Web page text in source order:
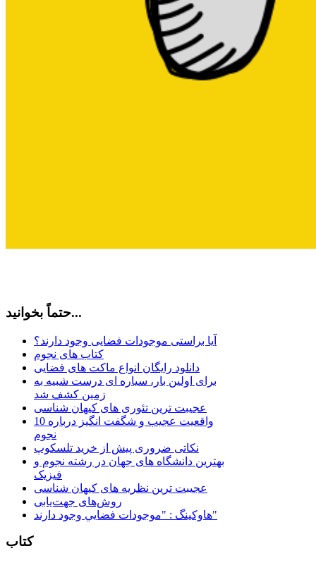
حتماً بخوانید...
آیا براستی موجودات فضایی وجود دارند؟
کتاب های نجوم
دانلود رایگان انواع ماکت های فضایی
برای اولین بار، سیاره ای درست شبیه به
زمین کشف شد
عجیبت ترین تئوری های کیهان شناسی
10 واقعیت عجیب و شگفت انگیز درباره
نجوم
نکاتی ضروری پیش از خرید تلسکوپ
بهترین دانشگاه های جهان در رشته نجوم و
فیزیک
عجیبت ترین نظریه های کیهان شناسی
روش‌های جهت‌یابی
هاوكينگ : "موجودات فضايي وجود دارند"
کتاب